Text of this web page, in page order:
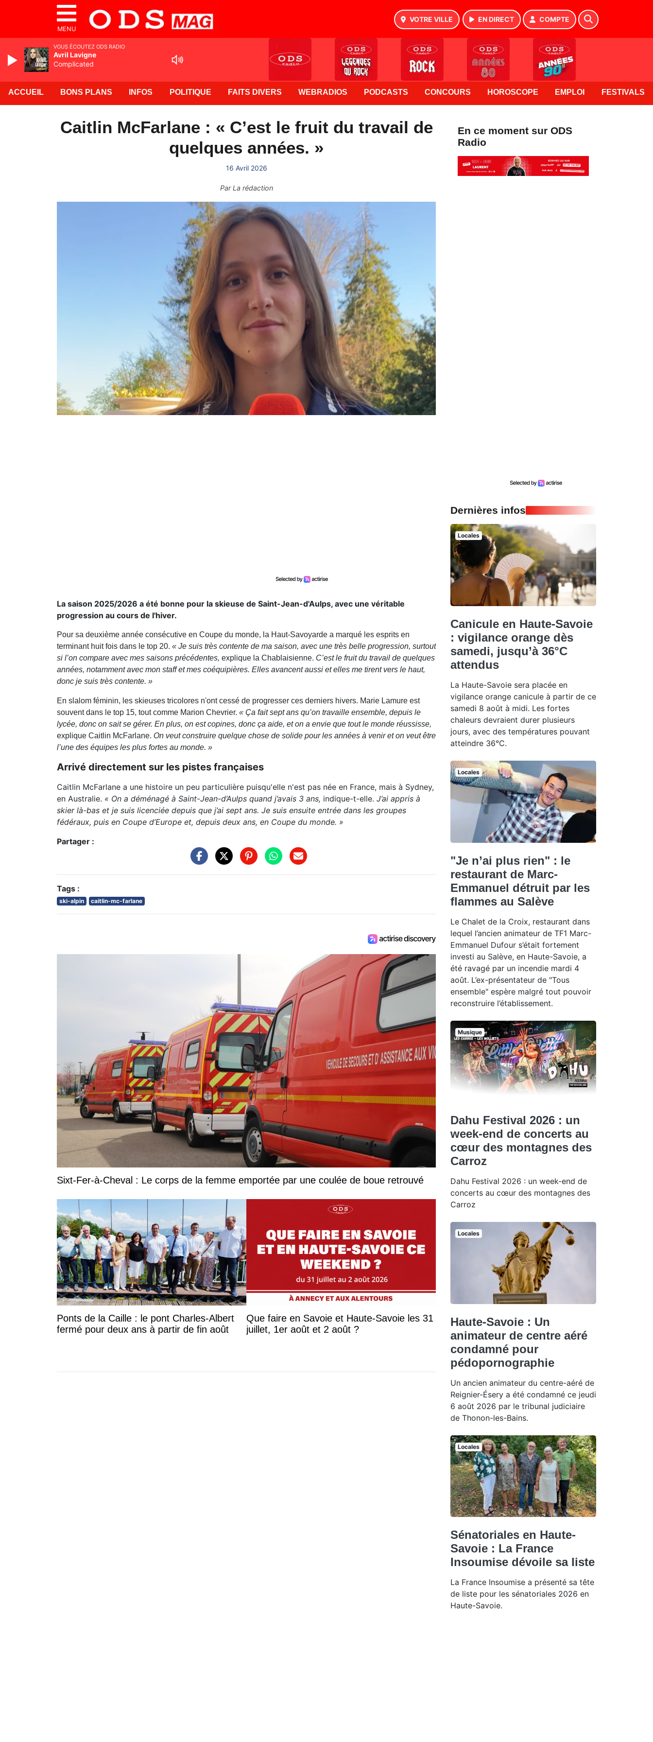
MENU
VOTRE VILLE EN DIRECT COMPTE
ACCUEIL BONS PLANS INFOS POLITIQUE FAITS DIVERS WEBRADIOS PODCASTS CONCOURS HOROSCOPE EMPLOI FESTIVALS
Caitlin McFarlane : « C’est le fruit du travail de
quelques années. »
16 Avril 2026
ParLa rédaction
La saison 2025/2026 a été bonne pour la skieuse de Saint-Jean-d'Aulps, avec une véritable
progression au cours de l'hiver.
Pour sa deuxième année consécutive en Coupe du monde, la Haut-Savoyarde a marqué les esprits en
terminant huit fois dans le top 20. « Je suis très contente de ma saison, avec une très belle progression, surtout
si l’on compare avec mes saisons précédentes, explique la Chablaisienne. C’est le fruit du travail de quelques
années, notamment avec mon staff et mes coéquipières. Elles avancent aussi et elles me tirent vers le haut,
donc je suis très contente. »
En slalom féminin, les skieuses tricolores n'ont cessé de progresser ces derniers hivers. Marie Lamure est
souvent dans le top 15, tout comme Marion Chevrier. « Ça fait sept ans qu’on travaille ensemble, depuis le
lycée, donc on sait se gérer. En plus, on est copines, donc ça aide, et on a envie que tout le monde réussisse,
explique Caitlin McFarlane. On veut construire quelque chose de solide pour les années à venir et on veut être
l’une des équipes les plus fortes au monde. »
Arrivé directement sur les pistes françaises
Caitlin McFarlane a une histoire un peu particulière puisqu'elle n'est pas née en France, mais à Sydney,
en Australie. « On a déménagé à Saint-Jean-d’Aulps quand j’avais 3 ans, indique-t-elle. J’ai appris à
skier là-bas et je suis licenciée depuis que j’ai sept ans. Je suis ensuite entrée dans les groupes
fédéraux, puis en Coupe d’Europe et, depuis deux ans, en Coupe du monde. »
Partager :
Tags :
ski-alpin caitlin-mc-farlane
Sixt-Fer-à-Cheval : Le corps de la femme emportée par une coulée de boue retrouvé
Ponts de la Caille : le pont Charles-Albert
fermé pour deux ans à partir de fin août
Que faire en Savoie et Haute-Savoie les 31
juillet, 1er août et 2 août ?
En ce moment sur ODS
Radio
Dernières infos
Locales
Canicule en Haute-Savoie
: vigilance orange dès
samedi, jusqu’à 36°C
attendus
La Haute-Savoie sera placée en
vigilance orange canicule à partir de ce
samedi 8 août à midi. Les fortes
chaleurs devraient durer plusieurs
jours, avec des températures pouvant
atteindre 36°C.
Locales
"Je n’ai plus rien" : le
restaurant de Marc-
Emmanuel détruit par les
flammes au Salève
Le Chalet de la Croix, restaurant dans
lequel l’ancien animateur de TF1 Marc-
Emmanuel Dufour s’était fortement
investi au Salève, en Haute-Savoie, a
été ravagé par un incendie mardi 4
août. L’ex-présentateur de "Tous
ensemble" espère malgré tout pouvoir
reconstruire l’établissement.
Musique
Dahu Festival 2026 : un
week-end de concerts au
cœur des montagnes des
Carroz
Dahu Festival 2026 : un week-end de
concerts au cœur des montagnes des
Carroz
Locales
Haute-Savoie : Un
animateur de centre aéré
condamné pour
pédopornographie
Un ancien animateur du centre-aéré de
Reignier-Ésery a été condamné ce jeudi
6 août 2026 par le tribunal judiciaire
de Thonon-les-Bains.
Locales
Sénatoriales en Haute-
Savoie : La France
Insoumise dévoile sa liste
La France Insoumise a présenté sa tête
de liste pour les sénatoriales 2026 en
Haute-Savoie.
VOUS ÉCOUTEZ ODS RADIO
Avril Lavigne
Complicated